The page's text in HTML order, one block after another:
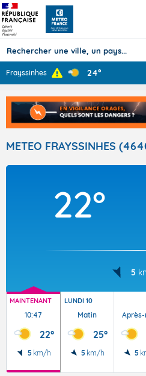
TOUS LES
Frayssinhes 24°
METEO FRAYSSINHES
22°
5
MAINTENANT
10:47
22°
5 km/h
LUNDI 10
Matin
25°
5 km/h 5